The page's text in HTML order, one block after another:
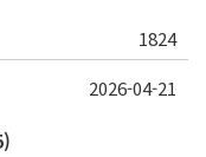
1824
2026-04-21